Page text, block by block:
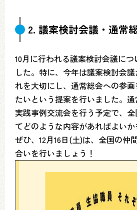
2. 議案検討会議・通常
10月に行われる議案検討会議に
した。特に、今年は議案検討会
れを大切にし、通常総会への参
たいという提案を行いました。通
実践事例交流会を行う予定で、
てどのような内容があればよいか
ぜひ、12月16日(土)は、全国の仲
合いを行いましょう！